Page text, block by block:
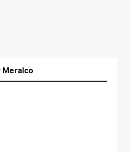
Meralco